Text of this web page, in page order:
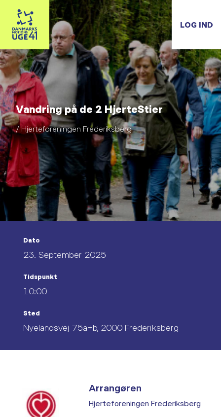
LOG IND
Vandring på de 2 HjerteStier
/ Hjerteforeningen Frederiksberg
Dato
23. September 2025
Tidspunkt
10:00
Sted
Nyelandsvej 75a+b, 2000 Frederiksberg
Arrangøren
Hjerteforeningen Frederiksberg